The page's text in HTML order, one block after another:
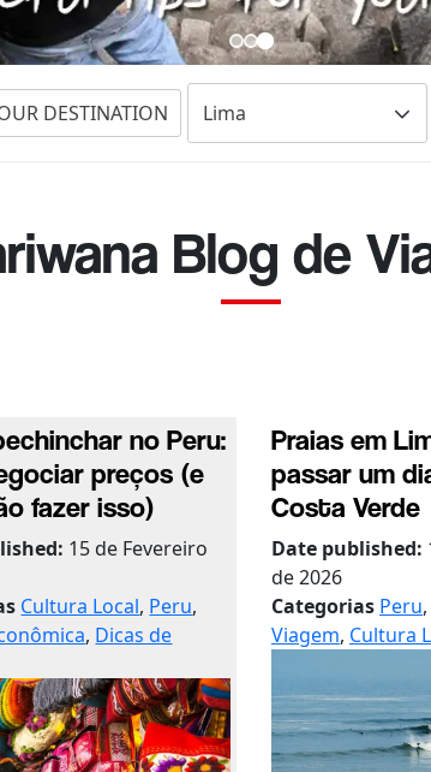
DESTINATION
Blog de
no Peru:
preços (e
fazer isso)
15 de Fevereiro
Cultura Local, Peru,
, Dicas de
Praias em
passar um
Costa Verde
Date published:
de 2026
Categorias Peru,
Viagem, Cultura